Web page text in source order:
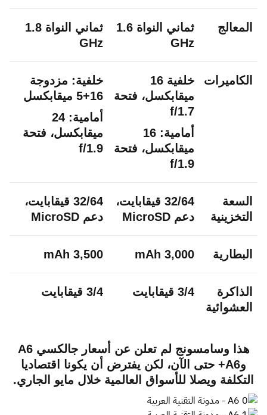
المعالج
ثماني النواة 1.6
GHz
ثماني النواة 1.8
GHz
الكاميرات
خلفية 16
ميقابكسل، فتحة
f/1.7
أمامية: 16
ميقابكسل، فتحة
f/1.9
خلفية: مزدوجة
16+5 ميقابكسل
أمامية: 24
ميقابكسل، فتحة
f/1.9
السعة
التخزينية
32/64 قيقابايت،
دعم MicroSD
32/64 قيقابايت،
دعم MicroSD
البطارية 3,000 mAh
3,500 mAh
الذاكرة
العشوائية
3/4 قيقابايت 3/4 قيقابايت
هذا وسامسونج لم تعلن عن أسعار جالكسي A6
وA6+ حتى الآن، لكن يفترض أن يكونا اقتصاديا
التكلفة ويصلا للأسواق العالمية خلال مايو الجاري.